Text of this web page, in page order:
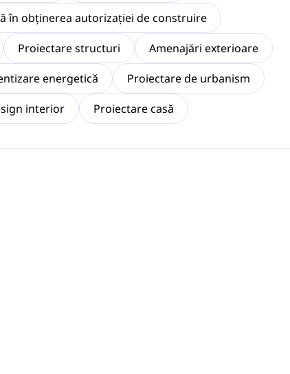
în obținerea autorizației de construire
Proiectare structuri
Amenajări exterioare
energetică
Proiectare de urbanism
interior Proiectare casă